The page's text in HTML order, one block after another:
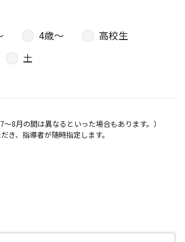
4歳〜
高校生
土
8月の間は異なるといった場合もあります。）
、指導者が随時指定します。